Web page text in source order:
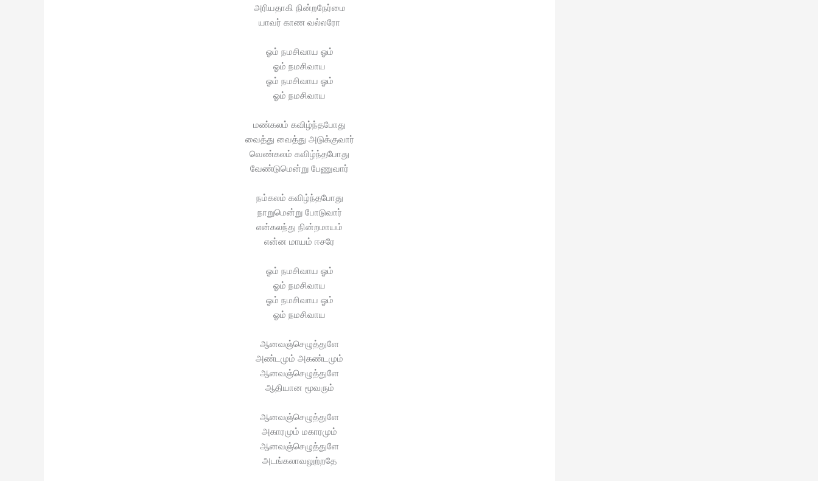
அரியதாகி நின்றநேர்மை
யாவர் காண வல்லரோ
ஓம் நமசிவாய ஓம்
ஓம் நமசிவாய
ஓம் நமசிவாய ஓம்
ஓம் நமசிவாய
மண்கலம் கவிழ்ந்தபோது
வைத்து வைத்து அடுக்குவார்
வெண்கலம் கவிழ்ந்தபோது
வேண்டுமென்று பேணுவார்
நம்கலம் கவிழ்ந்தபோது
நாறுமென்று போடுவார்
என்கலந்து நின்றமாயம்
என்ன மாயம் ஈசரே
ஓம் நமசிவாய ஓம்
ஓம் நமசிவாய
ஓம் நமசிவாய ஓம்
ஓம் நமசிவாய
ஆனவஞ்செழுத்துளே
அண்டமும் அகண்டமும்
ஆனவஞ்செழுத்துளே
ஆதியான மூவரும்
ஆனவஞ்செழுத்துளே
அகாரமும் மகாரமும்
ஆனவஞ்செழுத்துளே
அடங்கலாவலுற்றதே